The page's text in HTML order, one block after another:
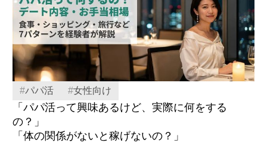
#パパ活 #女性向け
「パパ活って興味あるけど、実際に何をする
の？」
「体の関係がないと稼げないの？」